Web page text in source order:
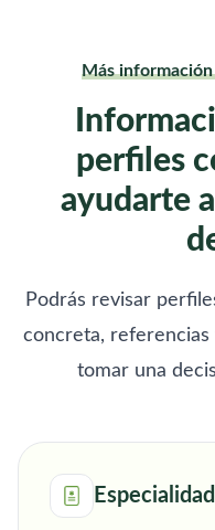
Más
perfiles
ayudarte
Podrás revisar
concreta, referencias
tomar una